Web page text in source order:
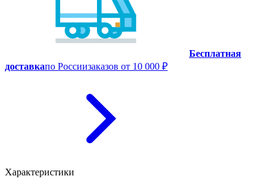
Бесплатная
доставкапо Россиизаказов от 10 000 ₽
Характеристики